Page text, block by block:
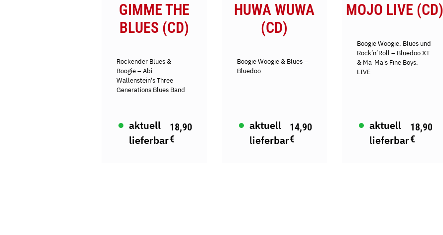
GIMME THE
BLUES (CD)
Rockender Blues &
Boogie – Abi
Wallenstein's Three
Generations Blues Band
aktuell
lieferbar
18,90
€
HUWA WUWA
(CD)
Boogie Woogie & Blues –
Bluedoo
aktuell
lieferbar
14,90
€
MOJO LIVE (CD)
Boogie Woogie, Blues und
Rock’n’Roll – Bluedoo XT
& Ma-Ma's Fine Boys,
LIVE
aktuell
lieferbar
18,90
€